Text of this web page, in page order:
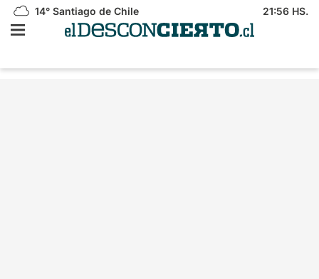
14° Santiago de Chile 21:56 HS.